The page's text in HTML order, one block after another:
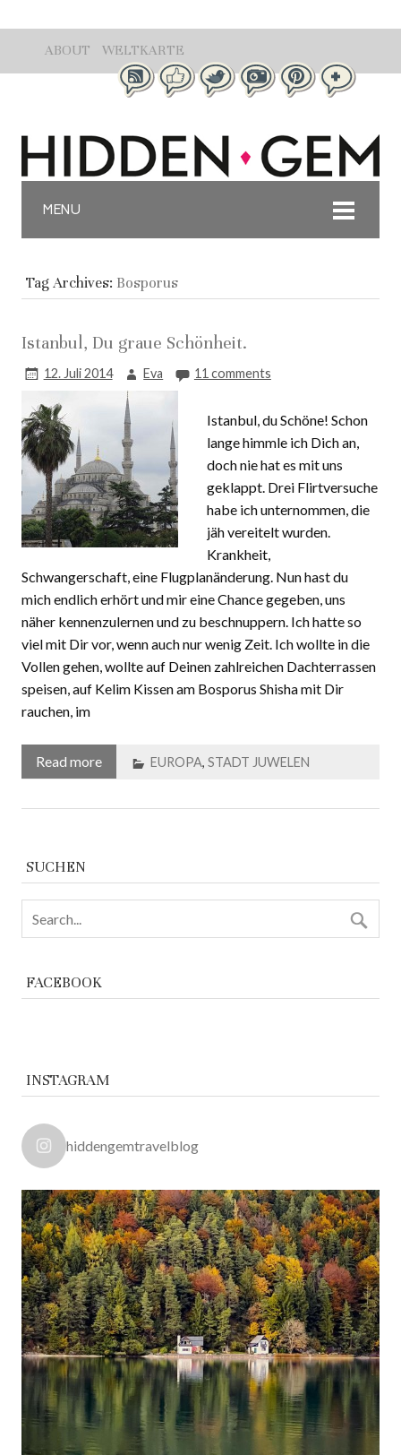
ABOUT WELTKARTE
MENU
Tag Archives: Bosporus
Istanbul, Du graue Schönheit.
12. Juli 2014 Eva 11 comments
Istanbul, du Schöne! Schon
lange himmle ich Dich an,
doch nie hat es mit uns
geklappt. Drei Flirtversuche
habe ich unternommen, die
jäh vereitelt wurden.
Krankheit,
Schwangerschaft, eine Flugplanänderung. Nun hast du
mich endlich erhört und mir eine Chance gegeben, uns
näher kennenzulernen und zu beschnuppern. Ich hatte so
viel mit Dir vor, wenn auch nur wenig Zeit. Ich wollte in die
Vollen gehen, wollte auf Deinen zahlreichen Dachterrassen
speisen, auf Kelim Kissen am Bosporus Shisha mit Dir
rauchen, im
Read more EUROPA, STADT JUWELEN
SUCHEN
FACEBOOK
INSTAGRAM
hiddengemtravelblog